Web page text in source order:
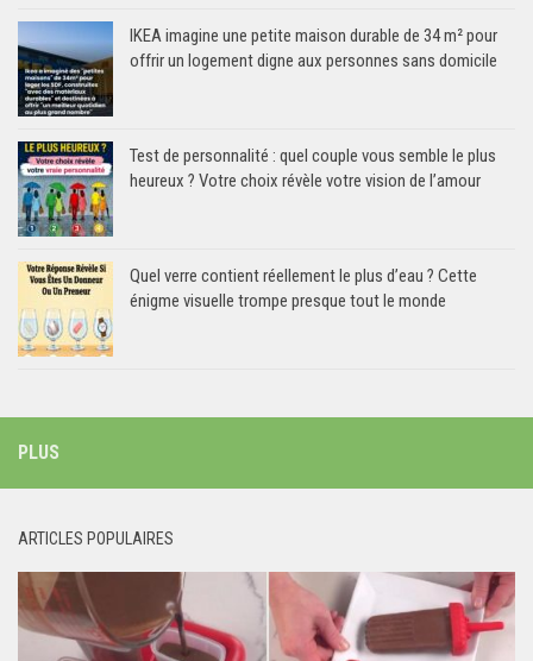
IKEA imagine une petite maison durable de 34 m² pour
offrir un logement digne aux personnes sans domicile
Test de personnalité : quel couple vous semble le plus
heureux ? Votre choix révèle votre vision de l’amour
Quel verre contient réellement le plus d’eau ? Cette
énigme visuelle trompe presque tout le monde
PLUS
ARTICLES POPULAIRES